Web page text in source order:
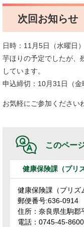
次回お知らせ
日時：11月5日（水曜日
芋ほりの予定でしたが、
しています。
申込締切：10月31日（金
お気軽にご参加ください
このペー
健康保険課（プリ
健康保険課（プリズ
郵便番号:636-0914
住所：奈良県生駒郡
電話：0745-45-